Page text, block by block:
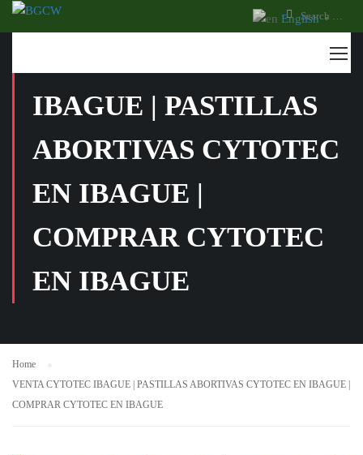
IBAGUE | PASTILLAS
ABORTIVAS CYTOTEC
EN IBAGUE |
COMPRAR CYTOTEC
EN IBAGUE
Home
VENTA CYTOTEC IBAGUE | PASTILLAS ABORTIVAS CYTOTEC EN IBAGUE |
COMPRAR CYTOTEC EN IBAGUE
English ▼